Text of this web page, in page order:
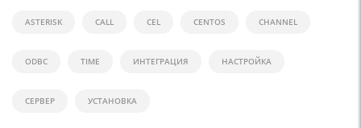
ASTERISK CALL CEL CENTOS CHANNEL
ODBC TIME ИНТЕГРАЦИЯ НАСТРОЙКА
СЕРВЕР УСТАНОВКА